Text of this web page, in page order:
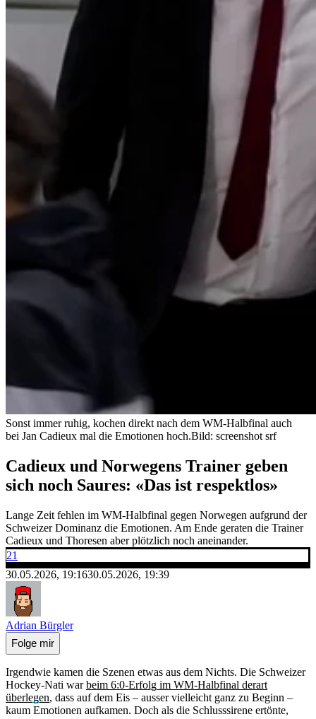
Sonst immer ruhig, kochen direkt nach dem WM-Halbfinal auch
bei Jan Cadieux mal die Emotionen hoch.Bild: screenshot srf
Cadieux und Norwegens Trainer geben
sich noch Saures: «Das ist respektlos»
Lange Zeit fehlen im WM-Halbfinal gegen Norwegen aufgrund der
Schweizer Dominanz die Emotionen. Am Ende geraten die Trainer
Cadieux und Thoresen aber plötzlich noch aneinander.
21
30.05.2026, 19:1630.05.2026, 19:39
Adrian Bürgler
Folge mir
Irgendwie kamen die Szenen etwas aus dem Nichts. Die Schweizer
Hockey-Nati warbeim 6:0-Erfolg im WM-Halbfinal derart
überlegen, dass auf dem Eis – ausser vielleicht ganz zu Beginn –
kaum Emotionen aufkamen. Doch als die Schlusssirene ertönte,